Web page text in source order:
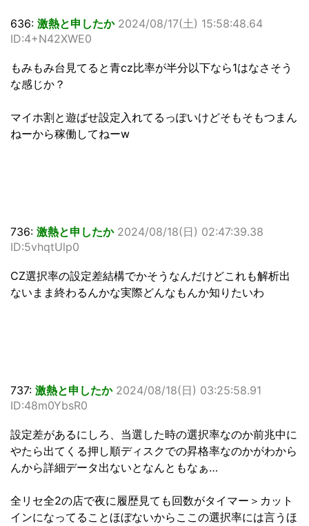
636: 激熱と申したか 2024/08/17(土) 15:58:48.64
ID:4+N42XWE0
もみもみ台見てると青cz比率が半分以下なら1はなさそう
な感じか？
マイホ割と遊ばせ設定入れてるっぽいけどそもそもつまん
ねーから稼働してねーw
736: 激熱と申したか 2024/08/18(日) 02:47:39.38
ID:5vhqtUlp0
CZ選択率の設定差結構でかそうなんだけどこれも解析出
ないまま終わるんかな実際どんなもんか知りたいわ
737: 激熱と申したか 2024/08/18(日) 03:25:58.91
ID:48m0YbsR0
設定差があるにしろ、当選した時の選択率なのか前兆中に
やたら出てくる押し順ディスクでの昇格率なのかがわから
んから詳細データ出ないとなんともなぁ…
全リセ全2の店で夜に履歴見ても回数がタイマー＞カット
インになってることほぼないからここの選択率には言うほ